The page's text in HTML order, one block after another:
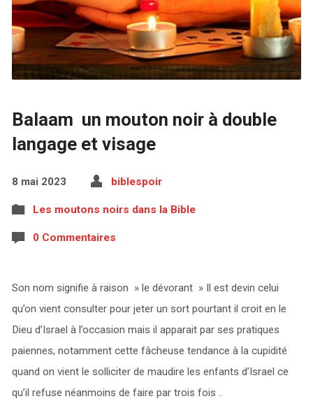
Balaam un mouton noir à double
langage et visage
8 mai 2023 biblespoir
Les moutons noirs dans la Bible
0 Commentaires
Son nom signifie à raison » le dévorant » Il est devin celui
qu’on vient consulter pour jeter un sort pourtant il croit en le
Dieu d’Israel à l’occasion mais il apparait par ses pratiques
paiennes, notamment cette fâcheuse tendance à la cupidité
quand on vient le solliciter de maudire les enfants d’Israel ce
qu’il refuse néanmoins de faire par trois fois ..